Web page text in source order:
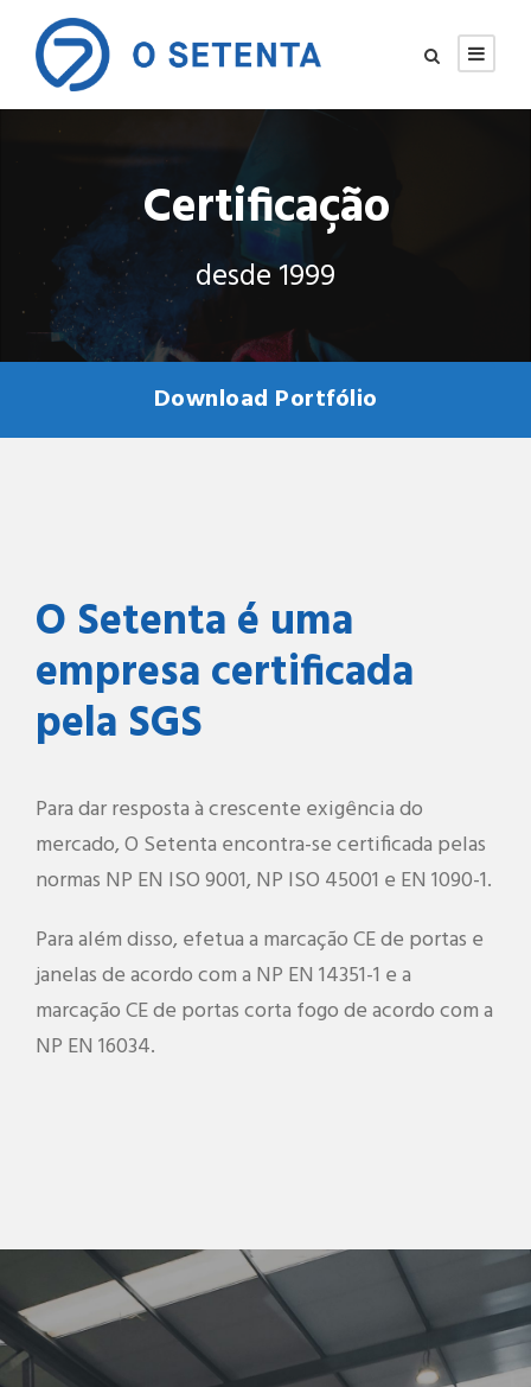
Certificação
desde 1999
Download Portfólio
O Setenta é uma
empresa certificada
pela SGS
Para dar resposta à crescente exigência do
mercado, O Setenta encontra-se certificada pelas
normas NP EN ISO 9001, NP ISO 45001 e EN 1090-1.
Para além disso, efetua a marcação CE de portas e
janelas de acordo com a NP EN 14351-1 e a
marcação CE de portas corta fogo de acordo com a
NP EN 16034.